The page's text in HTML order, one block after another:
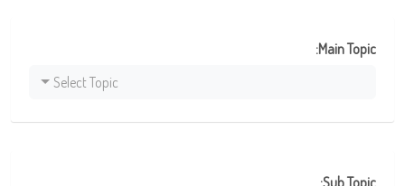
Main Topic:
Select Topic
Sub Topic: